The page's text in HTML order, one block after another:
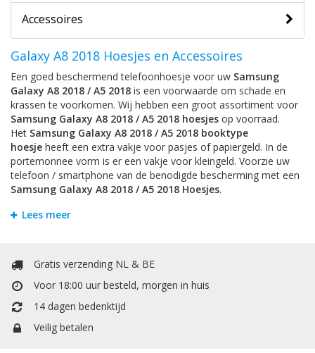
Accessoires
Galaxy A8 2018 Hoesjes en Accessoires
Een goed beschermend telefoonhoesje voor uw Samsung
Galaxy A8 2018 / A5 2018 is een voorwaarde om schade en
krassen te voorkomen. Wij hebben een groot assortiment voor
Samsung Galaxy A8 2018 / A5 2018 hoesjes op voorraad.
Het Samsung Galaxy A8 2018 / A5 2018 booktype
hoesje heeft een extra vakje voor pasjes of papiergeld. In de
portemonnee vorm is er een vakje voor kleingeld. Voorzie uw
telefoon / smartphone van de benodigde bescherming met een
Samsung Galaxy A8 2018 / A5 2018 Hoesjes.
Galaxy A8 2018 Bookstyle Hoesjes en Flipcases
hoesje. Bij Mobiele Telefoonhoesje kunt u allerlei soorten
hoesjes vinden. Het
Samsung Galaxy A8 2018 / A5 2018
booktype hoesjeheeft een extra vakje voor pasjes of
papiergeld. Het booktype wallet case hoesje heeft een extra
vakje voor pasjes of papiergeld. In de portemonnee / boek vorm
is er een vakje voor kleingeld.
Lees meer
Gratis verzending NL & BE
Voor 18:00 uur besteld, morgen in huis
14 dagen bedenktijd
Veilig betalen